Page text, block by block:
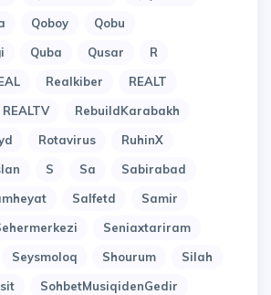
Qoboy
Qobu
Quba Qusar
R
Realkiber
REALT
REALTV
RebuildKarabakh
Rotavirus
RuhinX
S Sa
Sabirabad
Salfetd
Samir
Seniaxtariram
Seysmoloq Shourum
Silah
SohbetMusiqidenGedir